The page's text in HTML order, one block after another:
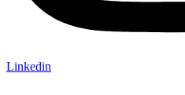
Linkedin